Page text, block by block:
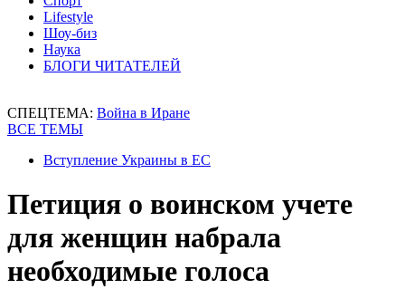
Lifestyle
Шоу-биз
Наука
БЛОГИ ЧИТАТЕЛЕЙ
СПЕЦТЕМА: Война в Иране
ВСЕ ТЕМЫ
Вступление Украины в ЕС
Петиция о воинском учете
для женщин набрала
необходимые голоса